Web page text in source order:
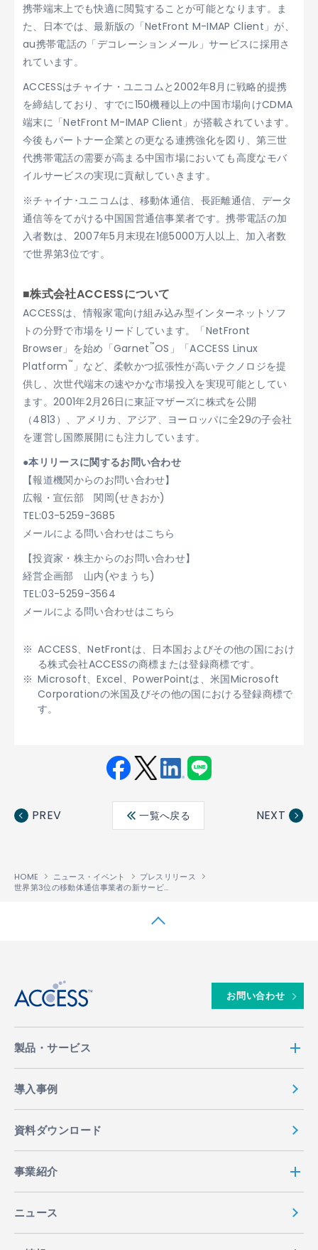
携帯端末上でも快適に閲覧することが可能となります。ま
た、日本では、最新版の「NetFront M-IMAP Client」が、
au携帯電話の「デコレーションメール」サービスに採用さ
れています。
ACCESSはチャイナ・ユニコムと2002年8月に戦略的提携
を締結しており、すでに150機種以上の中国市場向けCDMA
端末に「NetFront M-IMAP Client」が搭載されています。
今後もパートナー企業との更なる連携強化を図り、第三世
代携帯電話の需要が高まる中国市場においても高度なモバ
イルサービスの実現に貢献していきます。
※チャイナ･ユニコムは、移動体通信、長距離通信、データ
通信等をてがける中国国営通信事業者です。携帯電話の加
入者数は、2007年5月末現在1億5000万人以上、加入者数
で世界第3位です。
■株式会社ACCESSについて
ACCESSは、情報家電向け組み込み型インターネットソフ
トの分野で市場をリードしています。「NetFront
Browser」を始め「Garnet™OS」「ACCESS Linux
Platform™ 」など、柔軟かつ拡張性が高いテクノロジを提
供し、次世代端末の速やかな市場投入を実現可能としてい
ます。2001年2月26日に東証マザーズに株式を公開
（4813）、アメリカ、アジア、ヨーロッパに全29の子会社
を運営し国際展開にも注力しています。
●本リリースに関するお問い合わせ
【報道機関からのお問い合わせ】
広報・宣伝部 関岡(せきおか)
TEL:03-5259-3685
メールによる問い合わせはこちら
【投資家・株主からのお問い合わせ】
経営企画部 山内(やまうち)
TEL:03-5259-3564
メールによる問い合わせはこちら
ACCESS、NetFrontは、日本国およびその他の国におけ
る株式会社ACCESSの商標または登録商標です。
Microsoft、Excel、PowerPointは、米国Microsoft
Corporationの米国及びその他の国における登録商標で
す。
ebo ter
edin
PREV 一覧へ戻る NEXT
HOME ニュース・イベント
プレスリリース
世界第3位の移動体通信事業者の新サービス実現に貢献
お問い合わせ
製品・サービス
導入事例
資料ダウンロード
事業紹介
ニュース